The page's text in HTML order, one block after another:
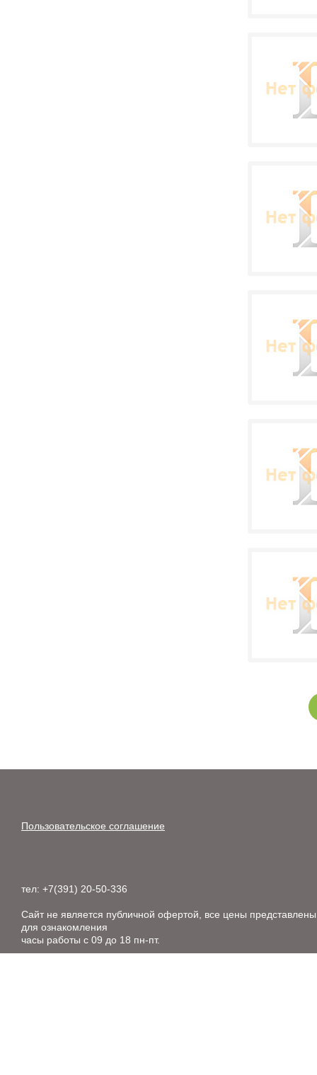
Пользовательское соглашение
тел: +7(391) 20-50-336
Сайт не является публичной офертой, все цены представлены
для ознакомления
часы работы с 09 до 18 пн-пт.